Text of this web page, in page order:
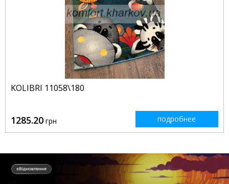
KOLIBRI 11058\180
1285.20 грн подробнее